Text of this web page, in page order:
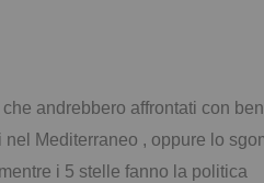
andrebbero affrontati con
Mediterraneo , oppure lo
i 5 stelle fanno la politica